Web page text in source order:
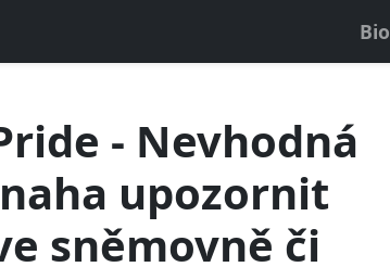
Bio
- Nevhodná
upozornit
sněmovně či